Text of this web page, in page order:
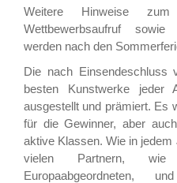
Weitere Hinweise
Wettbewerbsaufruf sowie
werden nach den
Die nach Einsendeschluss
besten Kunstwerke jeder
ausgestellt und prämiert. Es
für die Gewinner, aber
aktive Klassen. Wie in
vielen Partnern, wie
Europaabgeordneten,